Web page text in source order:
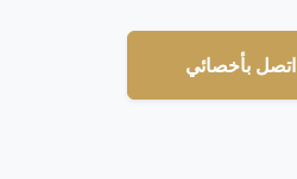
اتصل بأخصائي